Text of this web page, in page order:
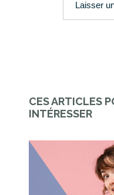
CES ARTICLES
INTÉRESSER